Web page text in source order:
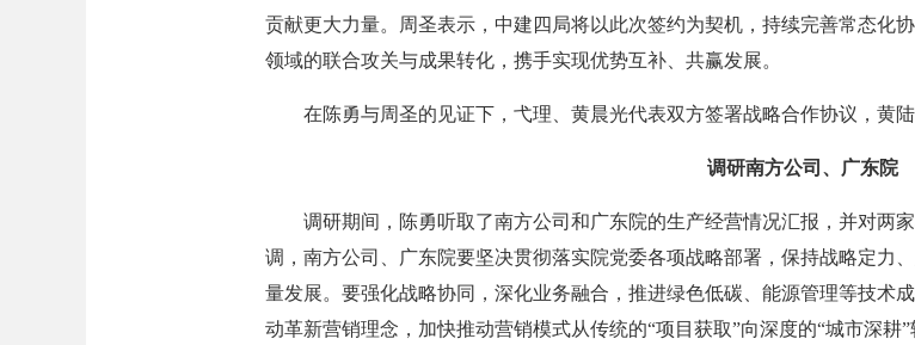
贡献更大力量。周圣表示，中建四局将以此次签约为契机，持续完善常态化
领域的联合攻关与成果转化，携手实现优势互补、共赢发展。
在陈勇与周圣的见证下，弋理、黄晨光代表双方签署战略合作协议，黄陆
调研南方公司、广东院
调研期间，陈勇听取了南方公司和广东院的生产经营情况汇报，并对两
调，南方公司、广东院要坚决贯彻落实院党委各项战略部署，保持战略定力
量发展。要强化战略协同，深化业务融合，推进绿色低碳、能源管理等技术
动革新营销理念，加快推动营销模式从传统的“项目获取”向深度的“城市深耕